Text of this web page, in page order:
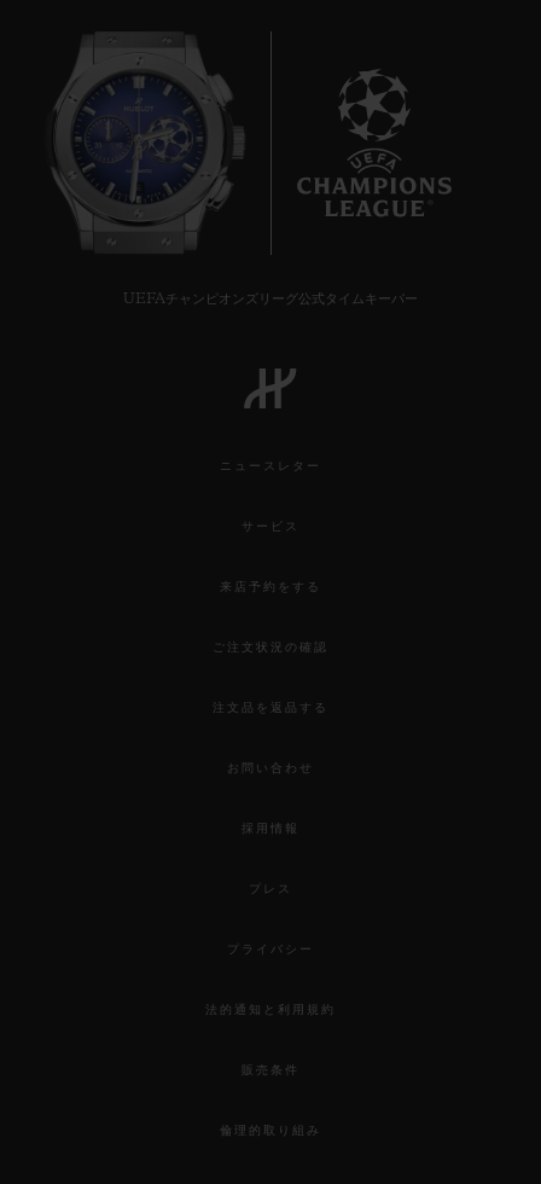
UEFAチャンピオンズリーグ公式タイムキーパー
ニュースレター
サービス
来店予約をする
ご注文状況の確認
注文品を返品する
お問い合わせ
採用情報
プレス
プライバシー
法的通知と利用規約
販売条件
倫理的取り組み